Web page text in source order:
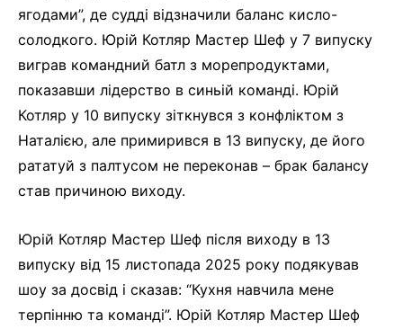
ягодами”, де судді відзначили баланс кисло-
солодкого. Юрій Котляр Мастер Шеф у 7 випуску
виграв командний батл з морепродуктами,
показавши лідерство в синьій команді. Юрій
Котляр у 10 випуску зіткнувся з конфліктом з
Наталією, але примирився в 13 випуску, де його
рататуй з палтусом не переконав – брак балансу
став причиною виходу.
Юрій Котляр Мастер Шеф після виходу в 13
випуску від 15 листопада 2025 року подякував
шоу за досвід і сказав: “Кухня навчила мене
терпінню та команді”. Юрій Котляр Мастер Шеф